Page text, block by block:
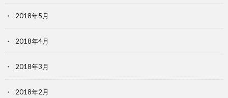
2018年5月
2018年4月
2018年3月
2018年2月